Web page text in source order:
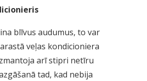
blīvus audumus, to var
veļas kondicioniera
arī stipri netīru
tad, kad nebija